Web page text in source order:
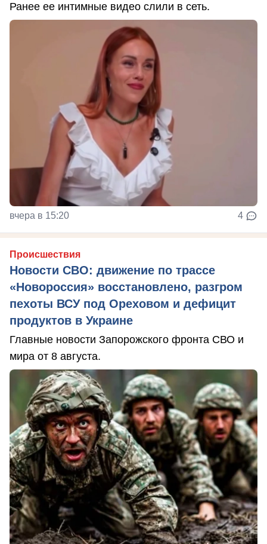
Ранее ее интимные видео слили в сеть.
вчера в 15:20 4
Происшествия
Новости СВО: движение по трассе
«Новороссия» восстановлено, разгром
пехоты ВСУ под Ореховом и дефицит
продуктов в Украине
Главные новости Запорожского фронта СВО и
мира от 8 августа.